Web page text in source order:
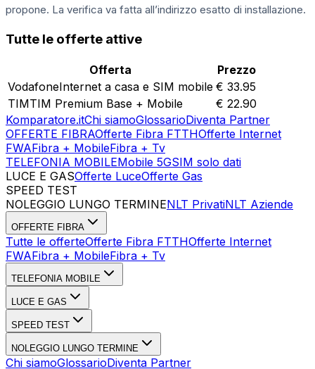
propone. La verifica va fatta all’indirizzo esatto di installazione.
Tutte le offerte attive
Offerta
Prezzo
VodafoneInternet a casa e SIM mobile € 33.95
TIMTIM Premium Base + Mobile € 22.90
Komparatore.itChi siamoGlossarioDiventa Partner
OFFERTE FIBRAOfferte Fibra FTTHOfferte Internet
FWAFibra + MobileFibra + Tv
TELEFONIA MOBILEMobile 5GSIM solo dati
LUCE E GASOfferte LuceOfferte Gas
SPEED TEST
NOLEGGIO LUNGO TERMINENLT PrivatiNLT Aziende
OFFERTE FIBRA
Tutte le offerteOfferte Fibra FTTHOfferte Internet
FWAFibra + MobileFibra + Tv
TELEFONIA MOBILE
LUCE E GAS
SPEED TEST
NOLEGGIO LUNGO TERMINE
Chi siamoGlossarioDiventa Partner